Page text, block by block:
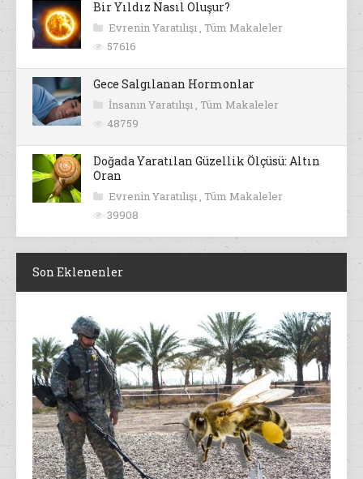
Bir Yıldız Nasıl Oluşur?
Evrenin Yaratılışı , Tüm Makaleler
57616
Gece Salgılanan Hormonlar
İnsanın Yaratılışı , Tüm Makaleler
48759
Doğada Yaratılan Güzellik Ölçüsü: Altın
Oran
Evrenin Yaratılışı , Tüm Makaleler
39908
Son Eklenenler